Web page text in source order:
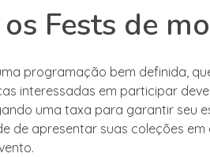
Fests de
programação bem definida,
interessadas em participar
uma taxa para garantir seu
de apresentar suas coleções em